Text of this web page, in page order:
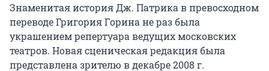
Знаменитая история Дж. Патрика в превосходном
переводе Григория Горина не раз была
украшением репертуара ведущих московских
театров. Новая сценическая редакция была
представлена зрителю в декабре 2008 г.